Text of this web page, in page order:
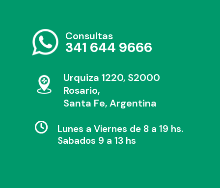
Consultas
341 644 9666
Urquiza 1220, S2000
Rosario,
Santa Fe, Argentina
Lunes a Viernes de 8 a 19 hs.
Sabados 9 a 13 hs